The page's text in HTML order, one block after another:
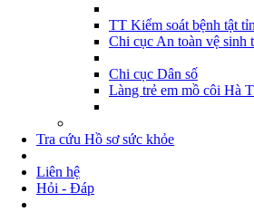
TT Kiểm soát bệnh tật
Chi cục An toàn vệ sinh
Chi cục Dân số
Làng trẻ em mồ côi Hà
Tra cứu Hồ sơ sức khỏe
Liên hệ
Hỏi - Đáp